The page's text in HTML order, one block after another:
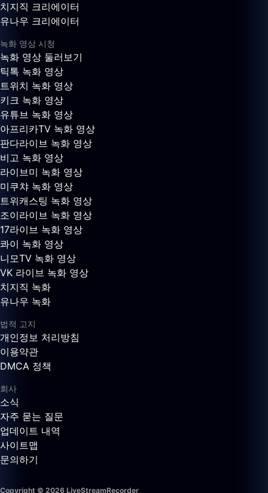
치지직 크리에이터
유나우 크리에이터
녹화 영상 시청
녹화 영상 둘러보기
틱톡 녹화 영상
트위치 녹화 영상
키크 녹화 영상
유튜브 녹화 영상
아프리카TV 녹화 영상
판다라이브 녹화 영상
비고 녹화 영상
라이브미 녹화 영상
미쿠챠 녹화 영상
트위캐스팅 녹화 영상
조이라이브 녹화 영상
17라이브 녹화 영상
콰이 녹화 영상
니모TV 녹화 영상
VK 라이브 녹화 영상
치지직 녹화
유나우 녹화
법적 고지
개인정보 처리방침
이용약관
DMCA 정책
회사
소식
자주 묻는 질문
업데이트 내역
사이트맵
문의하기
Copyright © 2026 LiveStreamRecorder